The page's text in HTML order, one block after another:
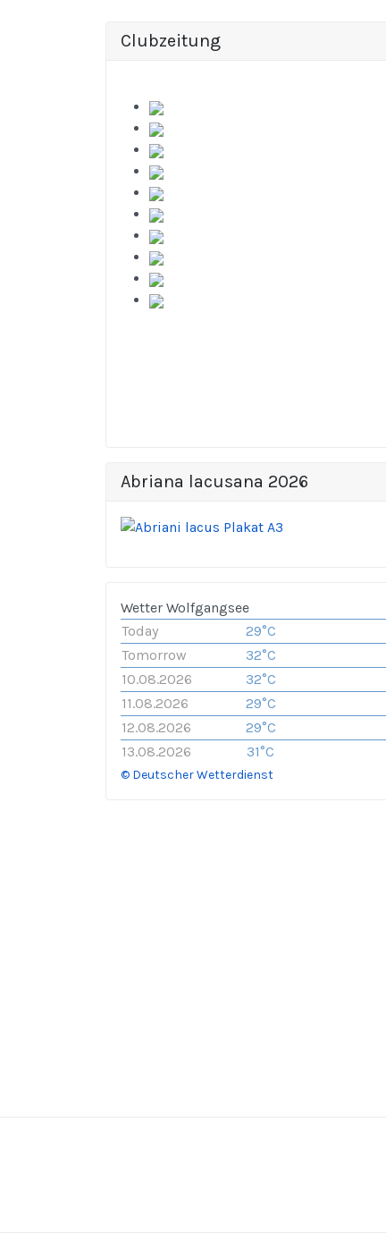
Clubzeitung
Abriana lacusana 2026
Wetter Wolfgangsee
Today
29°C
Tomorrow
32°C
10.08.2026
32°C
11.08.2026
29°C
12.08.2026
29°C
13.08.2026
31°C
© Deutscher Wetterdienst